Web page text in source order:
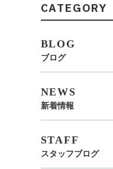
CATEGORY
BLOG
ブログ
NEWS
新着情報
STAFF
スタッフブログ